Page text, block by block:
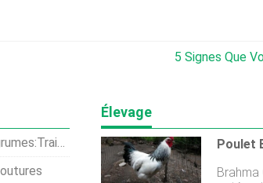
5 Signes Que
Racines Du Coton
Élevage
Brahma